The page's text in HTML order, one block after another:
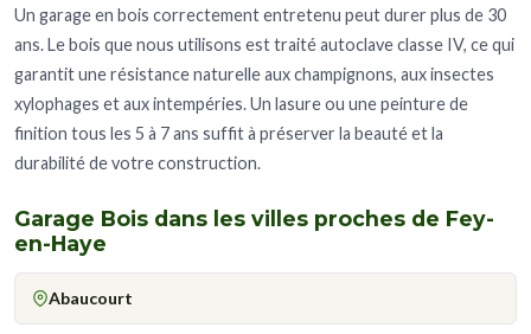
Un garage en bois correctement entretenu peut durer plus de 30
ans. Le bois que nous utilisons est traité autoclave classe IV, ce qui
garantit une résistance naturelle aux champignons, aux insectes
xylophages et aux intempéries. Un lasure ou une peinture de
finition tous les 5 à 7 ans suffit à préserver la beauté et la
durabilité de votre construction.
Garage Bois dans les villes proches de Fey-
en-Haye
Abaucourt